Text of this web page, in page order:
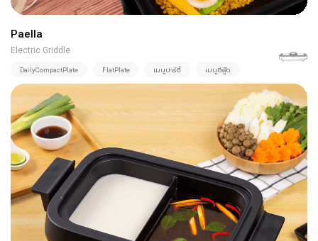
Paella
Electric Griddle
DailyCompactPlate FlatPlate เมนูปาร์ตี้ เมนูซีฟู๊ด